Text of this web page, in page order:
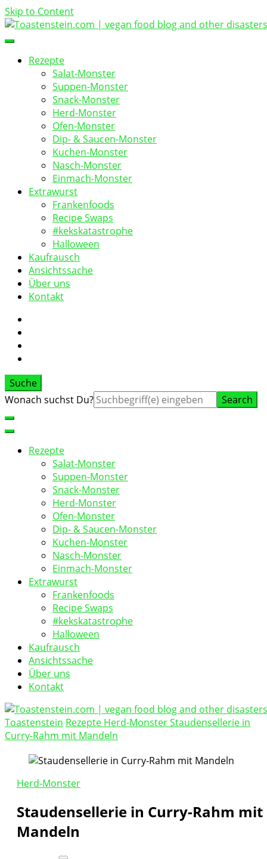
Skip to Content
Toastenstein.com
vegan food blog
Rezepte
Salat-Monster
Suppen-Monster
Snack-Monster
Herd-Monster
Ofen-Monster
Dip- & Saucen-Monster
Kuchen-Monster
Nasch-Monster
Einmach-Monster
Extrawurst
Frankenfoods
Recipe Swaps
#kekskatastrophe
Halloween
Kaufrausch
Ansichtssache
Über uns
Kontakt
Suche
Suche
Wonach suchst Du?
Rezepte
Salat-Monster
Suppen-Monster
Snack-Monster
Herd-Monster
Ofen-Monster
Dip- & Saucen-Monster
Kuchen-Monster
Nasch-Monster
Einmach-Monster
Extrawurst
Frankenfoods
Recipe Swaps
#kekskatastrophe
Halloween
Kaufrausch
Ansichtssache
Über uns
Kontakt
Toastenstein.com
vegan food blog
Toastenstein Rezepte Herd-MonsterStaudensellerie in
Curry-Rahm mit Mandeln
Herd-Monster
Staudensellerie in Curry-Rahm mit
Mandeln